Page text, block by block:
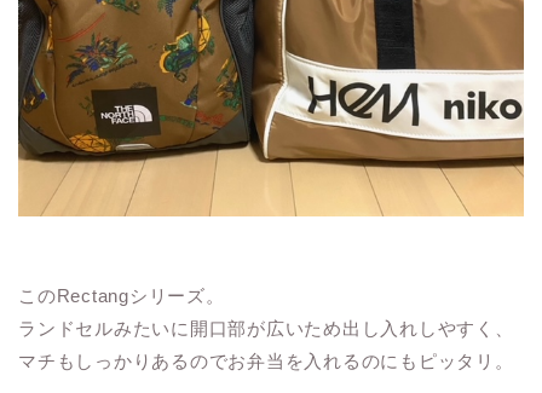
このRectangシリーズ。
ランドセルみたいに開口部が広いため出し入れしやすく、
マチもしっかりあるのでお弁当を入れるのにもピッタリ。